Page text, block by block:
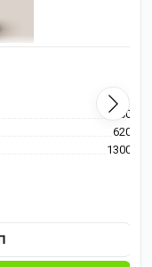
900
620
1300